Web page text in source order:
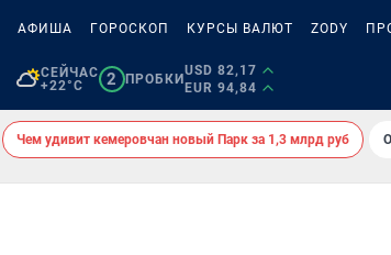
АФИША ГОРОСКОП КУРСЫ ВАЛЮТ ZODY
СЕЙЧАС
+22°C
2 ПРОБКИ
USD 82,17
EUR 94,84
Чем удивит кемеровчан новый Парк за 1,3 млрд руб